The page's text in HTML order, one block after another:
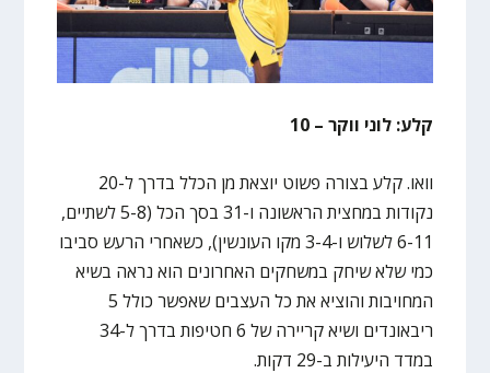
קלע: לוני ווקר – 10
וואו. קלע בצורה פשוט יוצאת מן הכלל בדרך ל-20
נקודות במחצית הראשונה ו-31 בסך הכל (5-8 לשתיים,
6-11 לשלוש ו-3-4 מקו העונשין), כשאחרי הרעש סביבו
כמי שלא שיחק במשחקים האחרונים הוא נראה בשיא
המחויבות והוציא את כל העצבים שאפשר כולל 5
ריבאונדים ושיא קריירה של 6 חטיפות בדרך ל-34
במדד היעילות ב-29 דקות.